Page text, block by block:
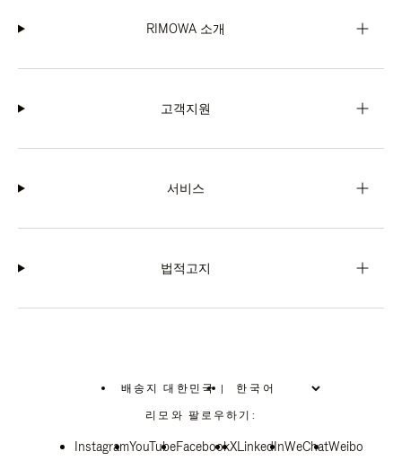
RIMOWA 소개
고객지원
서비스
법적고지
배송지 대한민국
위
치
선
|
리모와 팔로우하기:
InstagramYouTubeFacebookXLinkedInWeChatWeibo